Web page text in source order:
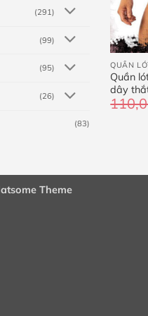
(291)
(99)
(95)
(26)
(83)
+
QUẦN
Quần
dây
Theme